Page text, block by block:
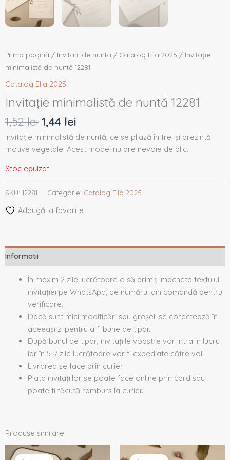
Prima pagină / Invitatii de nunta / Catalog Ella 2025 / Invitație
minimalistă de nuntă 12281
Catalog Ella 2025
Invitație minimalistă de nuntă 12281
1,52lei 1,44 lei
Invitație minimalistă de nuntă, ce se pliază în trei și prezintă
motive vegetale. Acest model nu are nevoie de plic.
Stoc epuizat
SKU: 12281 Categorie: Catalog Ella 2025
Adaugă la favorite
Informatii
În maxim 2 zile lucrătoare o să primiți macheta textului
invitației pe WhatsApp, pe numărul din comandă pentru
verificare.
Dacă sunt mici modificări sau greșeli se corectează în
aceeași zi pentru a fi bune de tipar.
După bunul de tipar, invitațiile voastre vor intra în lucru
iar în 5-7 zile lucrătoare vor fi expediate către voi.
Livrarea se face prin curier.
Plata invitațiilor se poate face online prin card sau
poate fi făcută ramburs la curier.
Produse similare
Prețul
inițial
curent
Prețul
inițial curent